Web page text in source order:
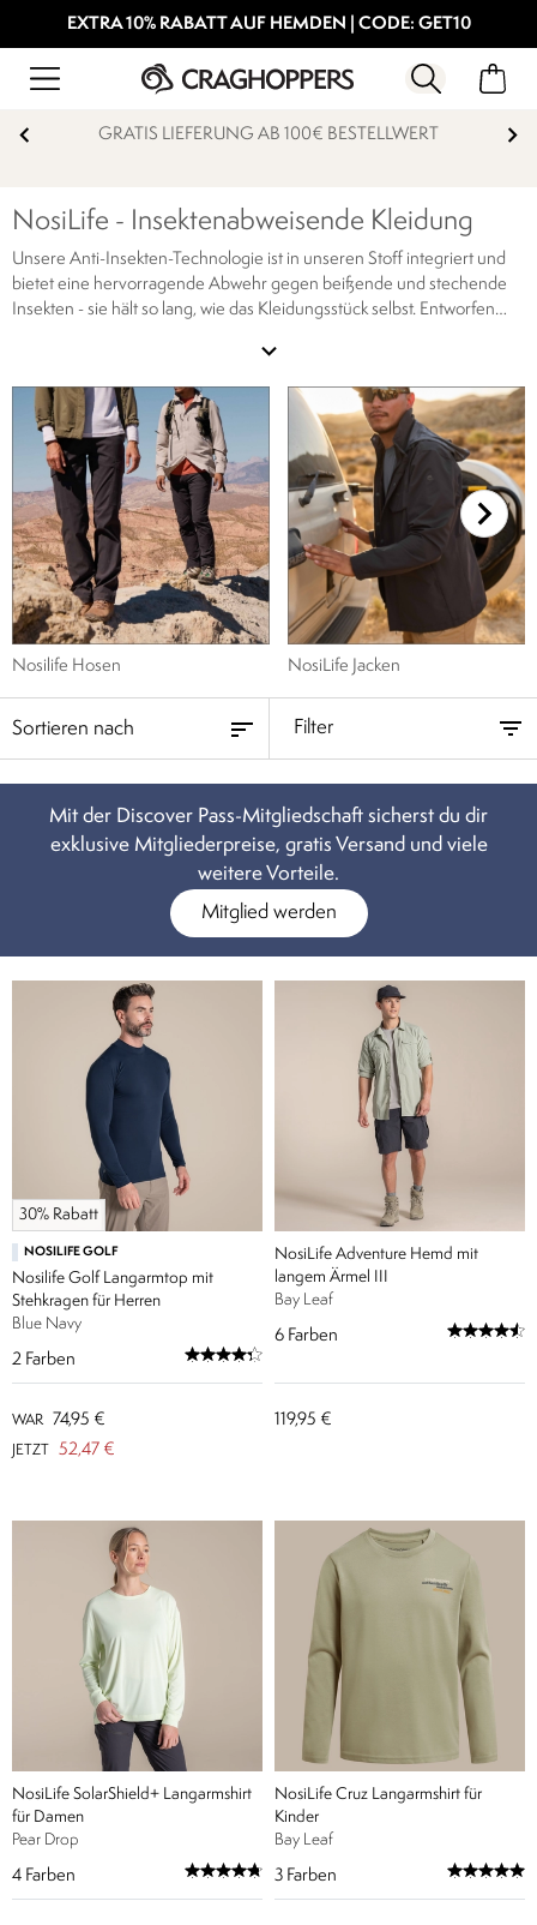
EXTRA 10% RABATT AUF HEMDEN | CODE: GET10
15% STUDENTENRABATT
NosiLife - Insektenabweisende Kleidung
Unsere Anti-Insekten-Technologie ist in unseren Stoff integriert und
bietet eine hervorragende Abwehr gegen beißende und stechende
Insekten - sie hält so lang, wie das Kleidungsstück selbst. Entworfen
Insektenabwehr ist in unser Gewebe integriert und bietet eine
hervorragende Abwehr gegen beißende und stechende Insekten.
Von einem unabhängigen Prüflabor getestet, um eine zuverlässige
Abwehrwirkung des Kleidungsstücks zu gewährleisten, hat es sich
gegen Mücken und andere Insekten bewährt, die lebensbedrohliche
Krankheiten wie Malaria verursachen können.
expand_more
Nosilife Hosen NosiLife Jacken
Filter
Mit der Discover Pass-Mitgliedschaft sicherst du dir
exklusive Mitgliederpreise, gratis Versand und viele
weitere Vorteile.
Mitglied werden
30% Rabatt
NOSILIFE GOLF
Nosilife Golf Langarmtop mit
Stehkragen für Herren
Blue Navy
2 Farben
WAR 74,95 €
JETZT 52,47 €
NosiLife Adventure Hemd mit
langem Ärmel III
Bay Leaf
6 Farben
119,95 €
NosiLife SolarShield+ Langarmshirt
für Damen
Pear Drop
4 Farben
NosiLife Cruz Langarmshirt für
Kinder
Bay Leaf
3 Farben